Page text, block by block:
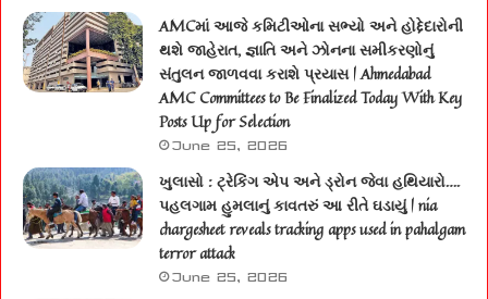
AMCમાં આજે કમિટીઓના સભ્યો અને હોદ્દેદારોની
થશે જાહેરાત, જ્ઞાતિ અને ઝોનના સમીકરણોનું
સંતુલન જાળવવા કરાશે પ્રયાસ | Ahmedabad
AMC Committees to Be Finalized Today With Key
Posts Up for Selection
June 25, 2026
ખુલાસો : ટ્રેકિંગ એપ અને ડ્રોન જેવા હથિયારો….
પહલગામ હુમલાનું કાવતરું આ રીતે ઘડાયું | nia
chargesheet reveals tracking apps used in pahalgam
terror attack
June 25, 2026